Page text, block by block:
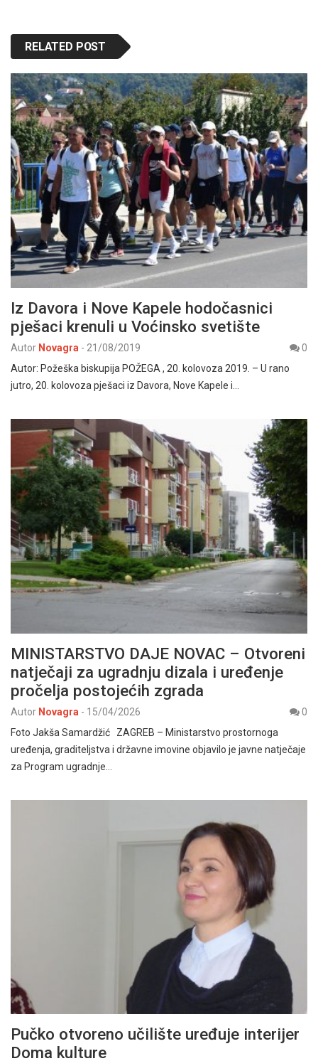
RELATED POST
Iz Davora i Nove Kapele hodočasnici
pješaci krenuli u Voćinsko svetište
Autor Novagra - 21/08/2019
0
Autor: Požeška biskupija POŽEGA , 20. kolovoza 2019. – U rano
jutro, 20. kolovoza pješaci iz Davora, Nove Kapele i…
MINISTARSTVO DAJE NOVAC – Otvoreni
natječaji za ugradnju dizala i uređenje
pročelja postojećih zgrada
Autor Novagra - 15/04/2026
0
Foto Jakša Samardžić ZAGREB – Ministarstvo prostornoga
uređenja, graditeljstva i državne imovine objavilo je javne natječaje
za Program ugradnje…
Pučko otvoreno učilište uređuje interijer
Doma kulture